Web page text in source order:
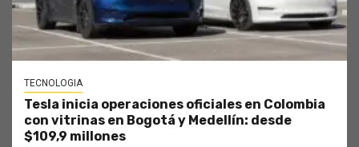
TECNOLOGIA
Tesla inicia operaciones oficiales en Colombia
con vitrinas en Bogotá y Medellín: desde
$109,9 millones